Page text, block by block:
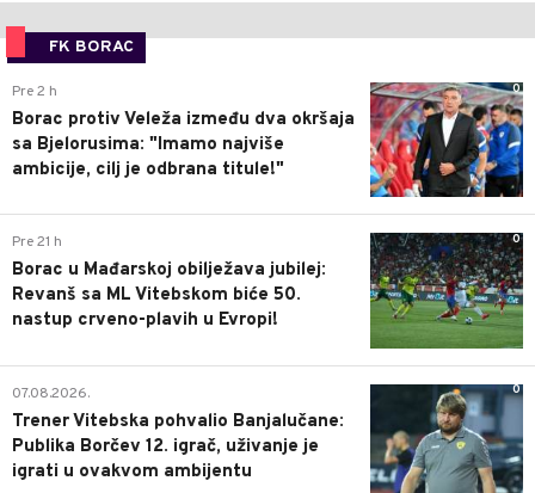
FK BORAC
0
Pre 2 h
Borac protiv Veleža između dva okršaja
sa Bjelorusima: "Imamo najviše
ambicije, cilj je odbrana titule!"
0
Pre 21 h
Borac u Mađarskoj obilježava jubilej:
Revanš sa ML Vitebskom biće 50.
nastup crveno-plavih u Evropi!
0
07.08.2026.
Trener Vitebska pohvalio Banjalučane:
Publika Borčev 12. igrač, uživanje je
igrati u ovakvom ambijentu